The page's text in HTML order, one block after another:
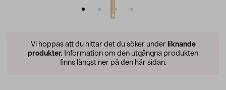
Vi hoppas att du hittar det du söker under liknande
produkter. Information om den utgångna produkten
finns längst ner på den här sidan.